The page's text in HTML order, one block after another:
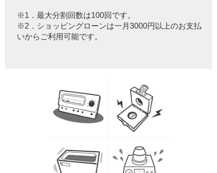
※1．最大分割回数は100回です。
※2．ショッピングローンは一月3000円以上のお支払
いからご利用可能です。